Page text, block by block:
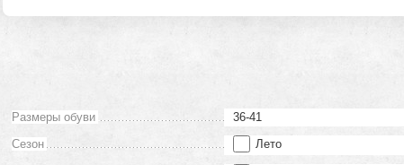
Размеры обуви
36-41
Сезон
Лето